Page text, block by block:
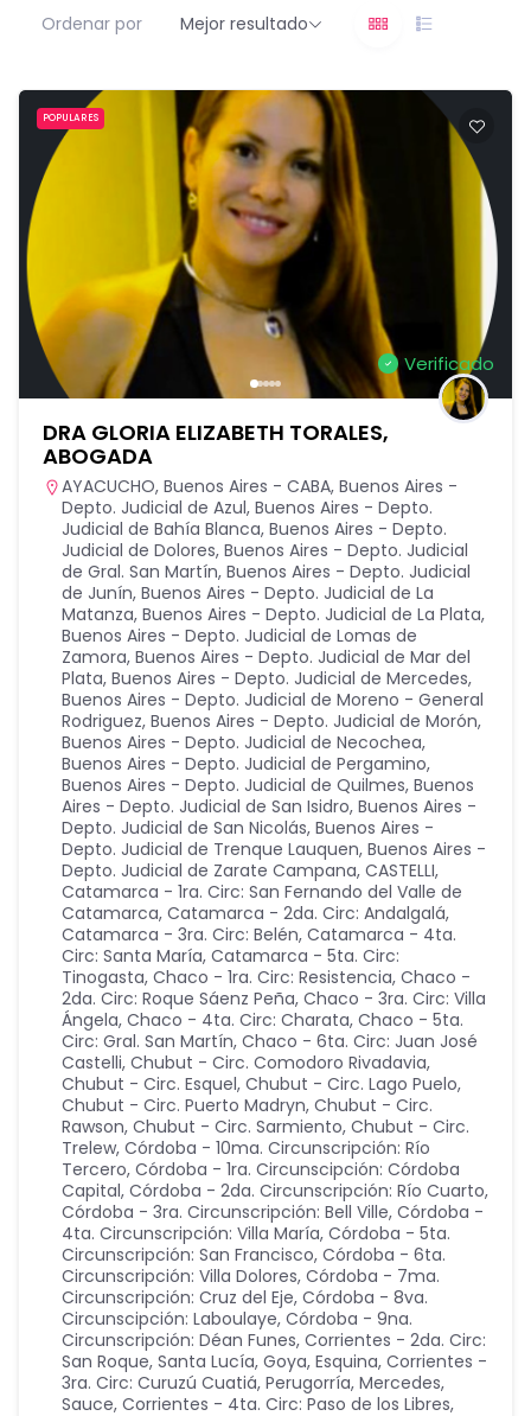
Ordenar por
Mejor resultado
POPULARES
Verificado
DRA GLORIA ELIZABETH TORALES,
ABOGADA
AYACUCHO, Buenos Aires - CABA, Buenos Aires -
Depto. Judicial de Azul, Buenos Aires - Depto.
Judicial de Bahía Blanca, Buenos Aires - Depto.
Judicial de Dolores, Buenos Aires - Depto. Judicial
de Gral. San Martín, Buenos Aires - Depto. Judicial
de Junín, Buenos Aires - Depto. Judicial de La
Matanza, Buenos Aires - Depto. Judicial de La Plata,
Buenos Aires - Depto. Judicial de Lomas de
Zamora, Buenos Aires - Depto. Judicial de Mar del
Plata, Buenos Aires - Depto. Judicial de Mercedes,
Buenos Aires - Depto. Judicial de Moreno - General
Rodriguez, Buenos Aires - Depto. Judicial de Morón,
Buenos Aires - Depto. Judicial de Necochea,
Buenos Aires - Depto. Judicial de Pergamino,
Buenos Aires - Depto. Judicial de Quilmes, Buenos
Aires - Depto. Judicial de San Isidro, Buenos Aires -
Depto. Judicial de San Nicolás, Buenos Aires -
Depto. Judicial de Trenque Lauquen, Buenos Aires -
Depto. Judicial de Zarate Campana, CASTELLI,
Catamarca - 1ra. Circ: San Fernando del Valle de
Catamarca, Catamarca - 2da. Circ: Andalgalá,
Catamarca - 3ra. Circ: Belén, Catamarca - 4ta.
Circ: Santa María, Catamarca - 5ta. Circ:
Tinogasta, Chaco - 1ra. Circ: Resistencia, Chaco -
2da. Circ: Roque Sáenz Peña, Chaco - 3ra. Circ: Villa
Ángela, Chaco - 4ta. Circ: Charata, Chaco - 5ta.
Circ: Gral. San Martín, Chaco - 6ta. Circ: Juan José
Castelli, Chubut - Circ. Comodoro Rivadavia,
Chubut - Circ. Esquel, Chubut - Circ. Lago Puelo,
Chubut - Circ. Puerto Madryn, Chubut - Circ.
Rawson, Chubut - Circ. Sarmiento, Chubut - Circ.
Trelew, Córdoba - 10ma. Circunscripción: Río
Tercero, Córdoba - 1ra. Circunscipción: Córdoba
Capital, Córdoba - 2da. Circunscripción: Río Cuarto,
Córdoba - 3ra. Circunscripción: Bell Ville, Córdoba -
4ta. Circunscripción: Villa María, Córdoba - 5ta.
Circunscripción: San Francisco, Córdoba - 6ta.
Circunscripción: Villa Dolores, Córdoba - 7ma.
Circunscripción: Cruz del Eje, Córdoba - 8va.
Circunscipción: Laboulaye, Córdoba - 9na.
Circunscripción: Déan Funes, Corrientes - 2da. Circ:
San Roque, Santa Lucía, Goya, Esquina, Corrientes -
3ra. Circ: Curuzú Cuatiá, Perugorría, Mercedes,
Sauce, Corrientes - 4ta. Circ: Paso de los Libres,